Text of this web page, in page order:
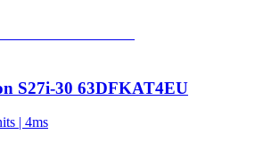
S27i-30 63DFKAT4EU
| 4ms